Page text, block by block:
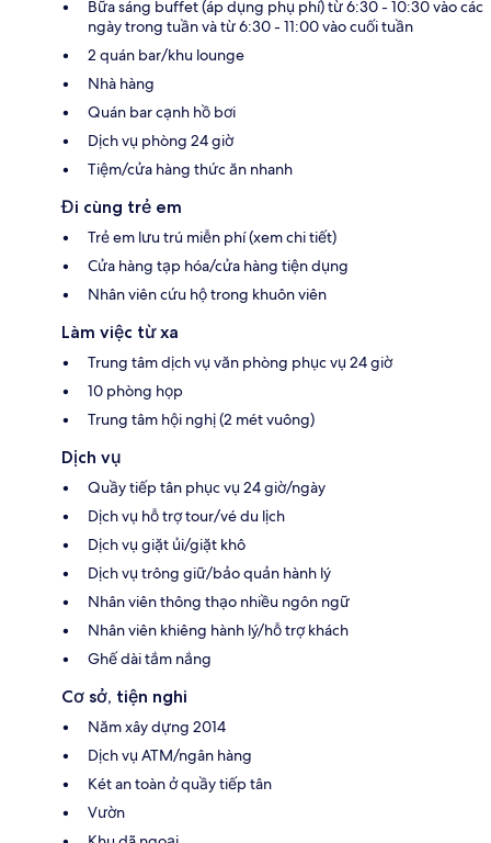
Bữa sáng buffet (áp dụng phụ phí) từ 6:30 - 10:30 vào các
ngày trong tuần và từ 6:30 - 11:00 vào cuối tuần
2 quán bar/khu lounge
Nhà hàng
Quán bar cạnh hồ bơi
Dịch vụ phòng 24 giờ
Tiệm/cửa hàng thức ăn nhanh
Đi cùng trẻ em
Trẻ em lưu trú miễn phí (xem chi tiết)
Cửa hàng tạp hóa/cửa hàng tiện dụng
Nhân viên cứu hộ trong khuôn viên
Làm việc từ xa
Trung tâm dịch vụ văn phòng phục vụ 24 giờ
10 phòng họp
Trung tâm hội nghị (2 mét vuông)
Dịch vụ
Quầy tiếp tân phục vụ 24 giờ/ngày
Dịch vụ hỗ trợ tour/vé du lịch
Dịch vụ giặt ủi/giặt khô
Dịch vụ trông giữ/bảo quản hành lý
Nhân viên thông thạo nhiều ngôn ngữ
Nhân viên khiêng hành lý/hỗ trợ khách
Ghế dài tắm nắng
Cơ sở, tiện nghi
Năm xây dựng 2014
Dịch vụ ATM/ngân hàng
Két an toàn ở quầy tiếp tân
Vườn